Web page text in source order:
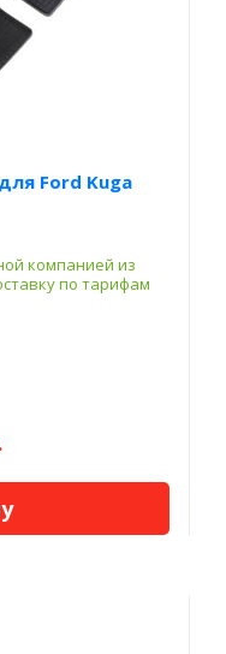
Ford Kuga
компанией из
по тарифам